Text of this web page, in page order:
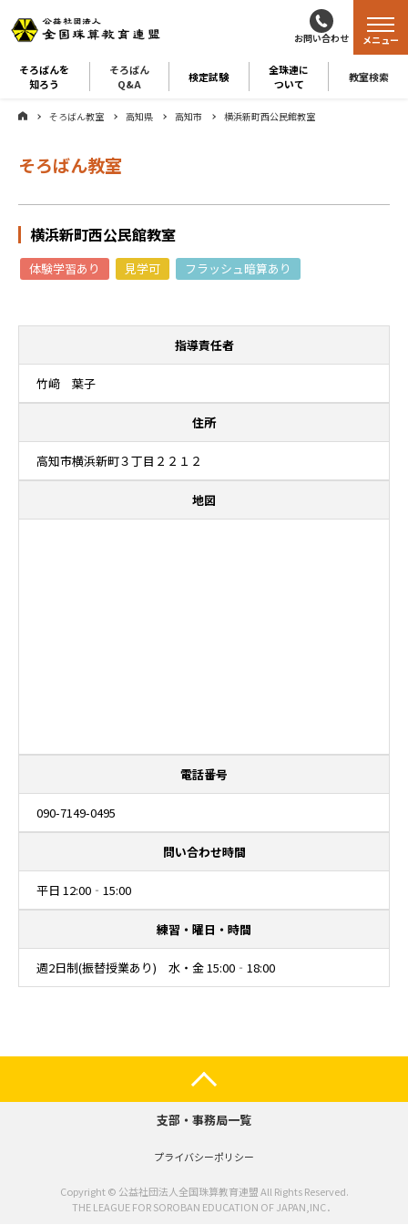
お問い合わせ
そろばんを
知ろう
そろばん
Q&A
検定試験
全珠連に
ついて
教室検索
メニュー
そろばん教室 高知県 高知市 横浜新町西公民館教室
そろばん教室
横浜新町西公民館教室
体験学習あり 見学可 フラッシュ暗算あり
指導責任者
竹﨑 葉子
住所
高知市横浜新町３丁目２２１２
地図
電話番号
090-7149-0495
問い合わせ時間
平日 12:00‐15:00
練習・曜日・時間
週2日制(振替授業あり) 水・金 15:00‐18:00
支部・事務局一覧
プライバシーポリシー
Copyright © 公益社団法人全国珠算教育連盟 All Rights Reserved.
THE LEAGUE FOR SOROBAN EDUCATION OF JAPAN,INC．